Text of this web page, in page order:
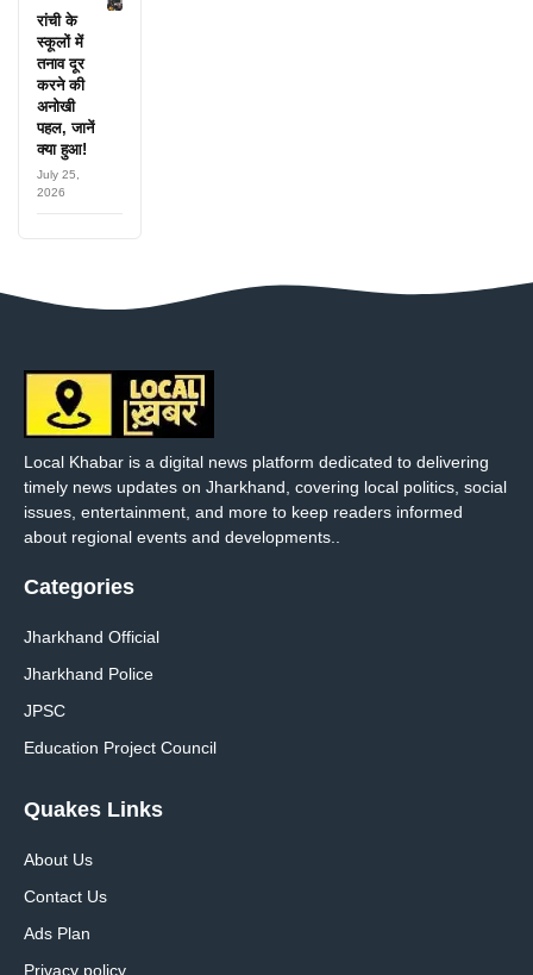
रांची के
स्कूलों में
तनाव दूर
करने की
अनोखी
पहल, जानें
क्या हुआ!
July 25,
2026
Local Khabar is a digital news platform dedicated to delivering
timely news updates on Jharkhand, covering local politics, social
issues, entertainment, and more to keep readers informed
about regional events and developments..
Categories
Jharkhand Official
Jharkhand Police
JPSC
Education Project Council
Quakes Links
About Us
Contact Us
Ads Plan
Privacy policy